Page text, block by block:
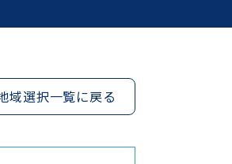
域選択一覧に戻る